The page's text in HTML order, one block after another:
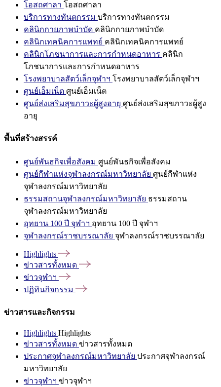
โอสถศาลา โอสถศาลา
บริการทางทันตกรรม บริการทางทันตกรรม
คลินิกกายภาพบำบัด คลินิกกายภาพบำบัด
คลินิกเทคนิคการแพทย์ คลินิกเทคนิคการแพทย์
คลินิกโภชนาการและการกำหนดอาหาร คลินิก
โภชนาการและการกำหนดอาหาร
โรงพยาบาลสัตว์เล็กจุฬาฯ โรงพยาบาลสัตว์เล็กจุฬาฯ
ศูนย์เอ็มเน็ต ศูนย์เอ็มเน็ต
ศูนย์ส่งเสริมสุขภาวะผู้สูงอายุ ศูนย์ส่งเสริมสุขภาวะผู้สูง
อายุ
พื้นที่สร้างสรรค์
ศูนย์พันธกิจเพื่อสังคม ศูนย์พันธกิจเพื่อสังคม
ศูนย์กีฬาแห่งจุฬาลงกรณ์มหาวิทยาลัย ศูนย์กีฬาแห่ง
จุฬาลงกรณ์มหาวิทยาลัย
ธรรมสถานจุฬาลงกรณ์มหาวิทยาลัย ธรรมสถาน
จุฬาลงกรณ์มหาวิทยาลัย
อุทยาน 100 ปี จุฬาฯ อุทยาน 100 ปี จุฬาฯ
จุฬาลงกรณ์ราชบรรณาลัย จุฬาลงกรณ์ราชบรรณาลัย
Highlights
ข่าวสารทั้งหมด
ข่าวจุฬาฯ
ปฏิทินกิจกรรม
ข่าวสารและกิจกรรม
Highlights Highlights
ข่าวสารทั้งหมด ข่าวสารทั้งหมด
ประกาศจุฬาลงกรณ์มหาวิทยาลัย ประกาศจุฬาลงกรณ์
มหาวิทยาลัย
ข่าวจุฬาฯ ข่าวจุฬาฯ